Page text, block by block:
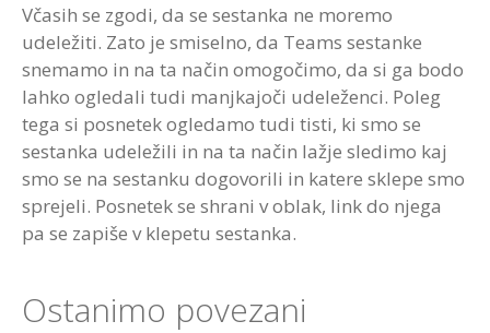
Včasih se zgodi, da se sestanka ne moremo
udeležiti. Zato je smiselno, da Teams sestanke
snemamo in na ta način omogočimo, da si ga bodo
lahko ogledali tudi manjkajoči udeleženci. Poleg
tega si posnetek ogledamo tudi tisti, ki smo se
sestanka udeležili in na ta način lažje sledimo kaj
smo se na sestanku dogovorili in katere sklepe smo
sprejeli. Posnetek se shrani v oblak, link do njega
pa se zapiše v klepetu sestanka.
Ostanimo povezani